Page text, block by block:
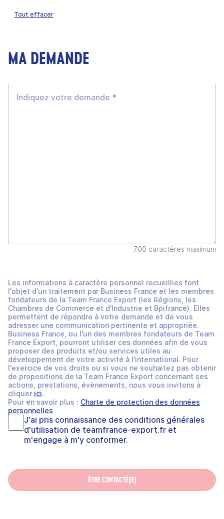
Tout effacer
MA DEMANDE
700 caractères maximum
Les informations à caractère personnel recueillies font
l'objet d'un traitement par Business France et les membres
fondateurs de la Team France Export (les Régions, les
Chambres de Commerce et d'Industrie et Bpifrance). Elles
permettent de répondre à votre demande et de vous
adresser une communication pertinente et appropriée.
Business France, ou l'un des membres fondateurs de Team
France Export, pourront utiliser ces données afin de vous
proposer des produits et/ou services utiles au
développement de votre activité à l'international. Pour
l'exercice de vos droits ou si vous ne souhaitez pas obtenir
de propositions de la Team France Export concernant ses
actions, prestations, évènements, nous vous invitons à
cliquer ici.
Pour en savoir plus : Charte de protection des données
personnelles
J'ai pris connaissance des conditions générales
d'utilisation de teamfrance-export.fr et
m'engage à m'y conformer.
ÊTRE CONTACTÉ(E)